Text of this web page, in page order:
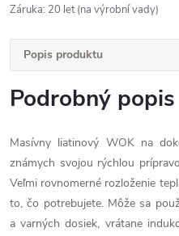
Záruka: 20 let (na výrobní vady)
Popis produktu
Podrobný popis
Masívny liatinový WOK na
známych svojou rýchlou
Veľmi rovnomerné rozloženie
to, čo potrebujete. Môže sa
a varných dosiek, vrátane